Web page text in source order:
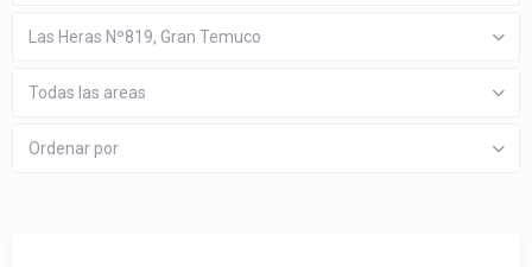
Las Heras Nº819, Gran Temuco
Todas las areas
Ordenar por